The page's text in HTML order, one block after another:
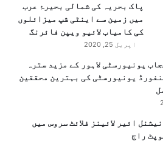
پاک بحریہ کی شمالی بحیرۂ عرب
میں زمین سے اینٹی شپ میزائلوں
کی کامیاب لائیو ویپن فائرنگ
اپریل 25, 2020
یونیورسٹی لاہور کے مزید سترہ
یونیورسٹی کی بہترین محققین
ائیر لائینز فلائٹ سروس میں
راج